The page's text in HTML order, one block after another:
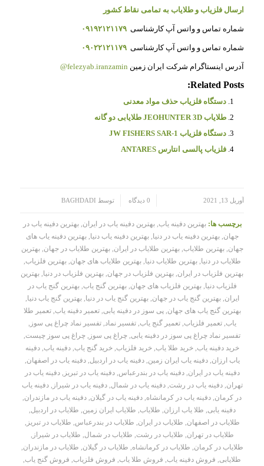
ارسال فلزیاب و طلایاب به تمامی نقاط کشور
شماره تماس و واتس آپ کارشناسی ۰۹۱۹۲۱۲۱۱۷۹
شماره تماس و واتس آپ کارشناسی ۰۹۰۲۲۱۲۱۱۷۹
آدرس اینستاگرام شرکت ایران زمین felezyab.iranzamin@
Related Posts:
دستگاه فلزیاب حذف مواد معدنی
طلایاب JEOHUNTER 3D طلایابی دو گانه
دستگاه فلزیاب JW FISHERS SAR-1
فلزیاب پالسی انتارس ANTARES
آوریل 13, 2021 0 دیدگاه توسط BAGHDADI
برچسب ها: بهترین دفینه یاب,بهترین دفینه یاب در ایران,بهترین دفینه یاب در
جهان,بهترین دفینه یاب در دنیا,بهترین دفینه یاب دنیا,بهترین دفینه یاب های
جهان,بهترین طلایاب,بهترین طلایاب در ایران,بهترین طلایاب در جهان,بهترین
طلایاب در دنیا,بهترین طلایاب دنیا,بهترین طلایاب های جهان,بهترین فلزیاب,
بهترین فلزیاب در ایران, بهترین فلزیاب در جهان, بهترین فلزیاب در دنیا, بهترین
فلزیاب دنیا,بهترین فلزیاب های جهان,بهترین گنج یاب,بهترین گنج یاب در
ایران,بهترین گنج یاب در جهان,بهترین گنج یاب در دنیا,بهترین گنج یاب دنیا,
بهترین گنج یاب های جهان,پی سوز در دفینه یابی,تعمیر دفینه یاب,تعمیر طلا
یاب,تعمیر فلزیاب,تعمیر گنج یاب,تفسیر نماد,تفسیر نماد چراغ پی سوز ,
تفسیر نماد چراغ پی سوز در دفینه یابی, چراغ پی سوز , چراغ پی سوز چیست,
خرید دفینه یاب,خرید طلا یاب,خرید فلزیاب,خرید گنج یاب,دفینه یاب,دفینه
یاب ارزان,دفینه یاب ایران زمین,دفینه یاب در اردبیل,دفینه یاب در اصفهان,
دفینه یاب در ایران,دفینه یاب در بندرعباس,دفینه یاب در تبریز ,دفینه یاب در
تهران,دفینه یاب در رشت,دفینه یاب در شمال,دفینه یاب در شیراز ,دفینه یاب
در کرمان, دفینه یاب در کرمانشاه, دفینه یاب در گیلان, دفینه یاب در مازندران,
دفینه یابی, طلا یاب ارزان, طلایاب, طلایاب ایران زمین, طلایاب در اردبیل,
طلایاب در اصفهان, طلایاب در ایران, طلایاب در بندرعباس, طلایاب در تبریز ,
طلایاب در تهران, طلایاب در رشت, طلایاب در شمال, طلایاب در شیراز ,
طلایاب در کرمان, طلایاب در کرمانشاه, طلایاب در گیلان, طلایاب در مازندران,
طلایابی, فروش دفینه یاب, فروش طلا یاب, فروش فلزیاب, فروش گنج یاب,